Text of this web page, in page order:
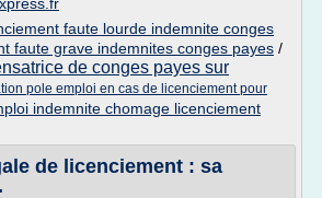
faute lourde indemnite conges
faute grave indemnites conges payes /
de conges payes sur
pole emploi en cas de licenciement pour
indemnite chomage licenciement
de licenciement : sa